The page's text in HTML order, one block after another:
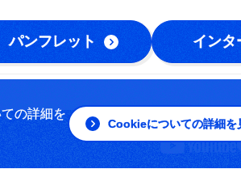
の詳細を
Cookieについての詳細を
パンフレット インタ